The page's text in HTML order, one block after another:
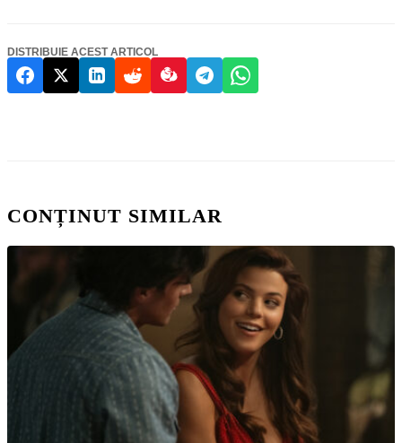
DISTRIBUIE ACEST ARTICOL
CONȚINUT SIMILAR